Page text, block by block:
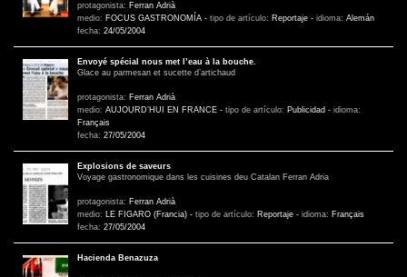
protagonista: Ferran Adrià
medio: FOCUS GASTRONOMÍA - tipo de artículo: Reportaje - idioma: Alemán
fecha: 24/05/2004
Envoyé spécial nous met l’eau à la bouche.
Glace au parmesan et sucette d’artichaud
protagonista: Ferran Adrià
medio: AUJOURD’HUI EN FRANCE - tipo de artículo: Publicidad - idioma:
Français
fecha: 27/05/2004
Explosions de saveurs
Voyage gastronomique dans les cuisines deu Catalan Ferran Adria
protagonista: Ferran Adrià
medio: LE FIGARO (Francia) - tipo de artículo: Reportaje - idioma: Français
fecha: 27/05/2004
Hacienda Benazuza